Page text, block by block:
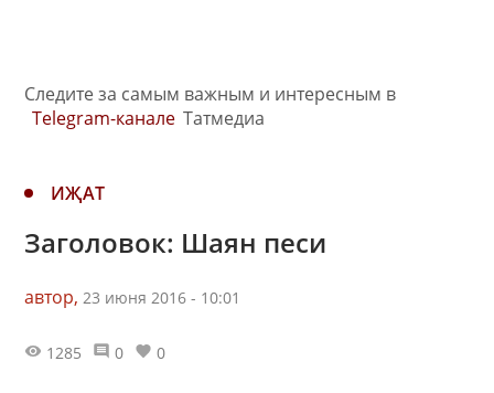
Следите за самым важным и интересным в
Telegram-канале Татмедиа
ИҖАТ
Заголовок: Шаян песи
автор, 23 июня 2016 - 10:01
1285 0 0